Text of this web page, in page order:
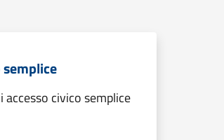
semplice
civico semplice